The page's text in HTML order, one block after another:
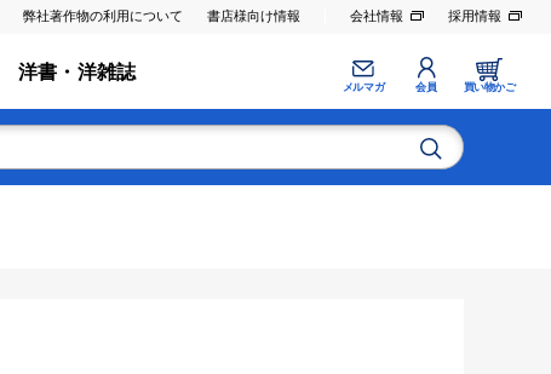
弊社著作物の利用について 書店様向け情報 会社情報 採用情報
洋書・洋雑誌
メルマガ 会員 買い物かご